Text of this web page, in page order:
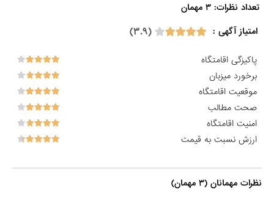
تعداد نظرات: ۳ مهمان
امتیاز آگهی :
(۳.۹)
پاکیزگی اقامتگاه
برخورد میزبان
موقعیت اقامتگاه
صحت مطالب
امنیت اقامتگاه
ارزش نسبت به قیمت
نظرات مهمانان (۳ مهمان)